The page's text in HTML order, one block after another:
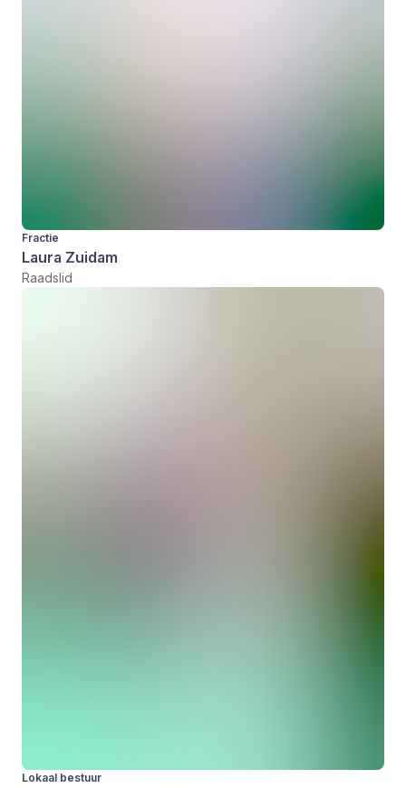
Fractie
Laura Zuidam
Raadslid
Lokaal bestuur